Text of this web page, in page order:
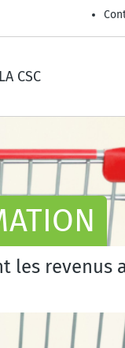
LA CSC
les revenus